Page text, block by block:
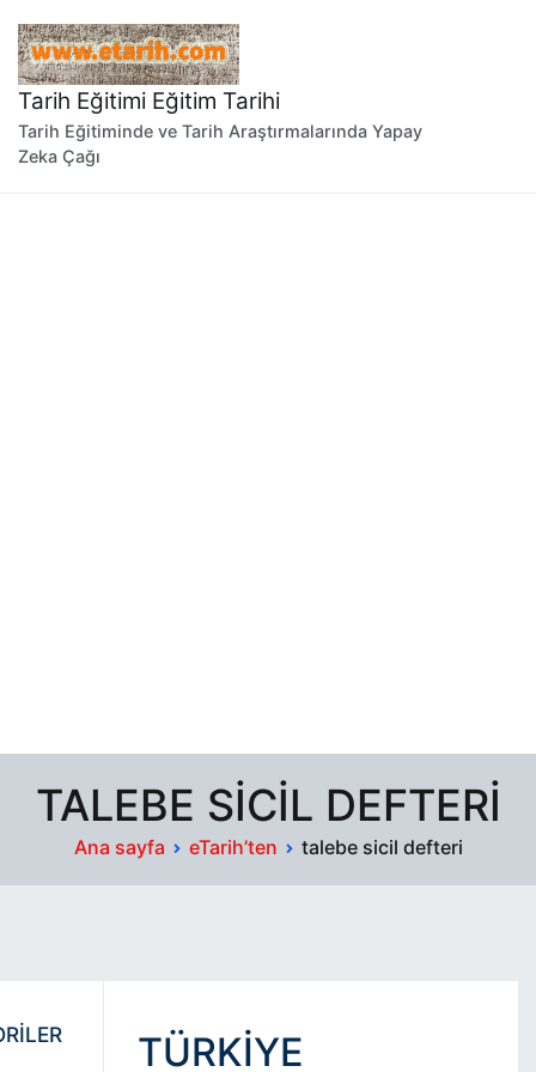
geç
Tarih Eğitimi Eğitim Tarihi
Tarih Eğitiminde ve Tarih Araştırmalarında Yapay
Zeka Çağı
TALEBE SICIL DEFTERI
Ana sayfa eTarih’ten talebe sicil defteri
TÜRKIYE